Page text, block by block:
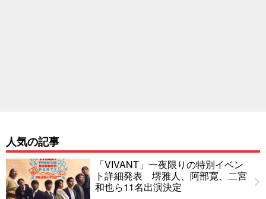
人気の記事
「VIVANT」一夜限りの特別イベン
ト詳細発表 堺雅人、阿部寛、二宮
和也ら11名出演決定